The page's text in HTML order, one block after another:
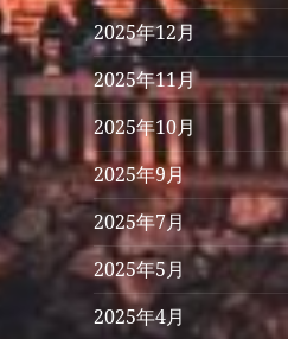
2025年12月
2025年11月
2025年10月
2025年9月
2025年7月
2025年5月
2025年4月